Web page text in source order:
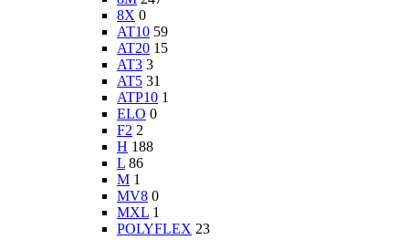
8X 0
AT10 59
AT20 15
AT3 3
AT5 31
ATP10 1
ELO 0
F2 2
H 188
L 86
M 1
MV8 0
MXL 1
POLYFLEX 23